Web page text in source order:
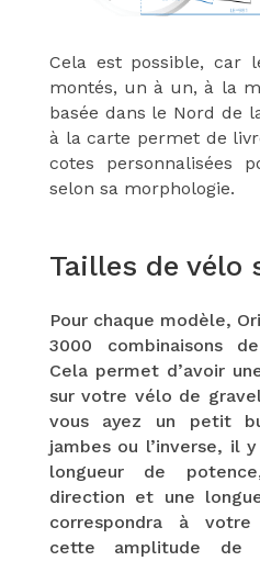
Cela est possible, car
montés, un à un, à la
basée dans le Nord de
à la carte permet de
cotes personnalisées
selon sa morphologie.
Tailles de vélo
Pour chaque modèle,
3000 combinaisons
Cela permet d’avoir
sur votre vélo de
vous ayez un petit
jambes ou l’inverse, il
longueur de
direction et une
correspondra à votre
cette amplitude de